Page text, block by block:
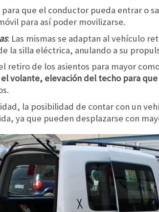
para que el conductor pueda entrar o
para así poder movilizarse.
: Las mismas se adaptan al vehículo
la silla eléctrica, anulando a su
retiro de los asientos para mayor
volante, elevación del techo para
la posibilidad de contar con un
ya que pueden desplazarse con